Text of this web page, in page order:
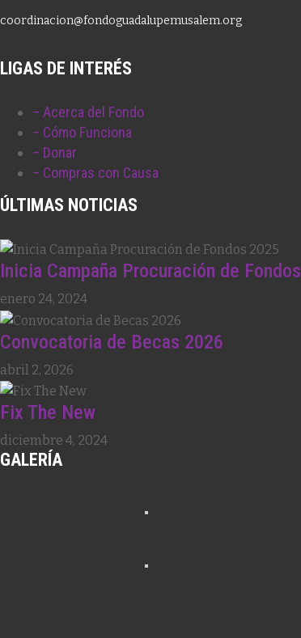
coordinacion@fondoguadalupemusalem.org
LIGAS DE INTERÉS
– Acerca del Fondo
– Cómo Funciona
– Donar
– Compras con Causa
ÚLTIMAS NOTICIAS
Inicia Campaña Procuración de Fondos
enero 24, 2024
Convocatoria de Becas 2026
abril 2, 2026
Fix The New
diciembre 4, 2024
GALERÍA